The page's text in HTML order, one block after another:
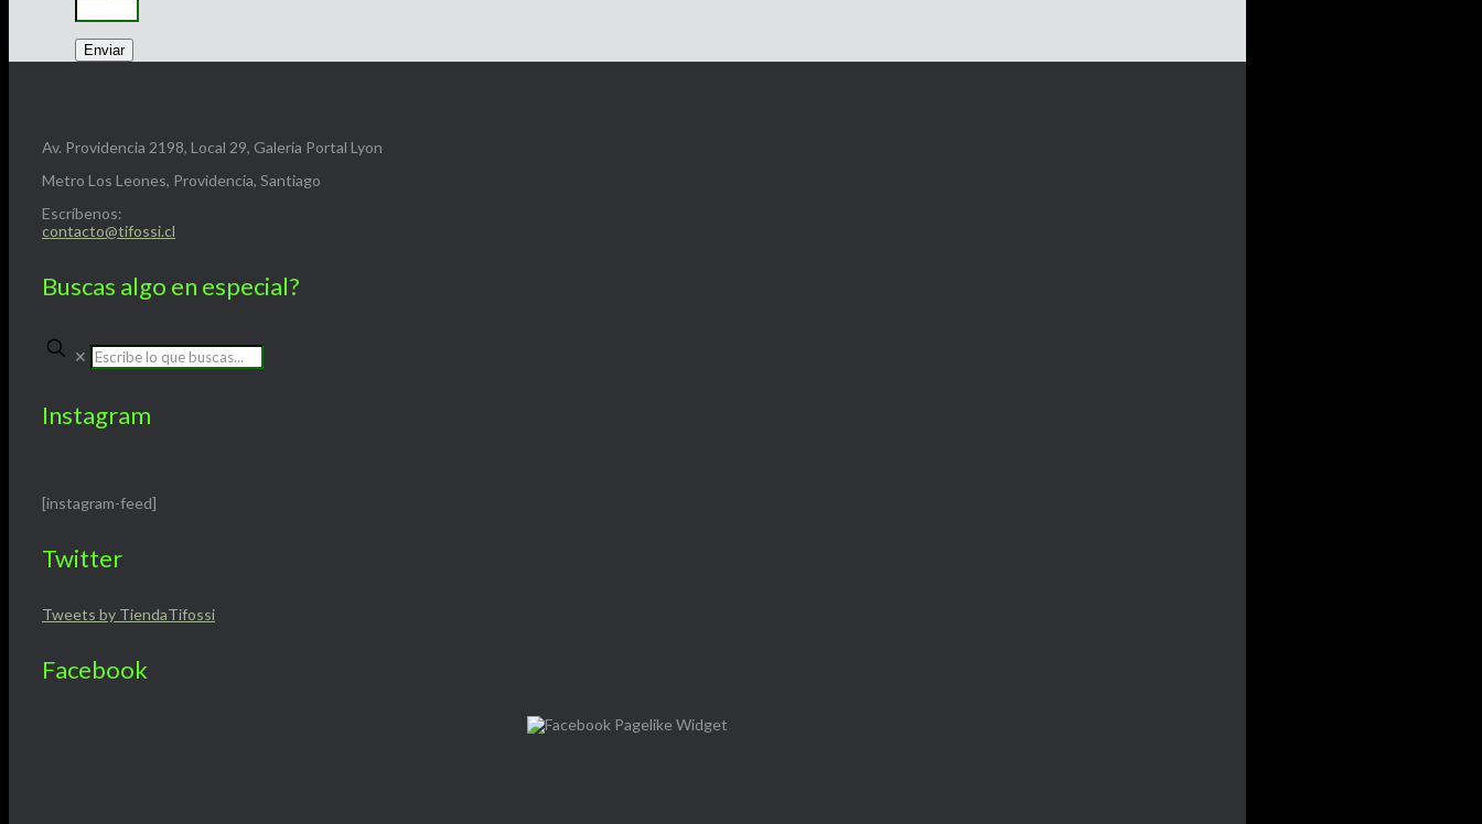
Av. Providencia 2198, Local 29, Galería Portal Lyon
Metro Los Leones, Providencia, Santiago
Escríbenos:
contacto@tifossi.cl
Buscas algo en especial?
✕
Instagram
[instagram-feed]
Twitter
Tweets by TiendaTifossi
Facebook